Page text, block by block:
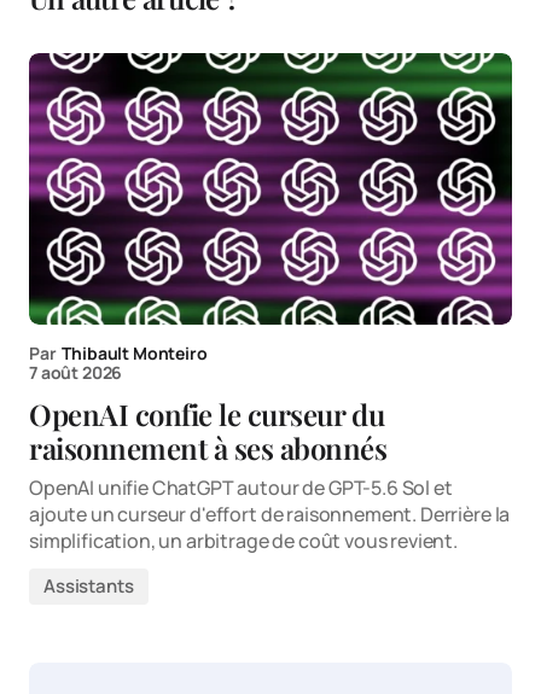
Par Thibault Monteiro
7 août 2026
OpenAI confie le curseur du
raisonnement à ses abonnés
OpenAI unifie ChatGPT autour de GPT-5.6 Sol et
ajoute un curseur d'effort de raisonnement. Derrière la
simplification, un arbitrage de coût vous revient.
Assistants